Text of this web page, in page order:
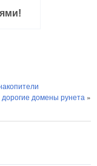
домены рунета »